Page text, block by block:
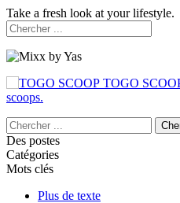
Take a fresh look at your lifestyle.
TOGO
scoops.
Des postes
Catégories
Mots clés
Plus de texte